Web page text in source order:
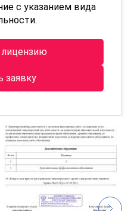
с указанием вида
заявку